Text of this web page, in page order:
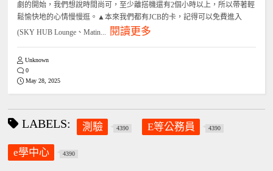
劇的開始，我們想說時間尚可，至少離搭機還有2個小時以上，所以帶著輕
鬆愉快地的心情慢慢逛。▲本來我們都有JCB的卡，記得可以免費進入
(SKY HUB Lounge、Matin...
閱讀更多
Unknown
0
May 28, 2025
LABELS: 測驗 4390 E等公務員 4390
e學中心 4390